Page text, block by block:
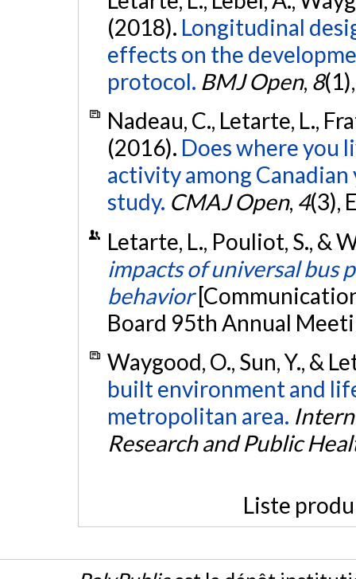
(2018). Longitudinal
effects on the
protocol. BMJ Open, 8
Nadeau, C., Letarte, L.,
(2016). Does where you
activity among
study. CMAJ Open, 4(3),
Letarte, L., Pouliot, S., &
impacts of universal bus
behavior
Board 95th Annual
Waygood, O., Sun, Y., &
built environment and
metropolitan area.
Research and Public
Liste